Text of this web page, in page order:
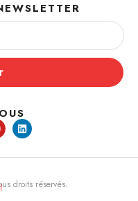
droits réservés.